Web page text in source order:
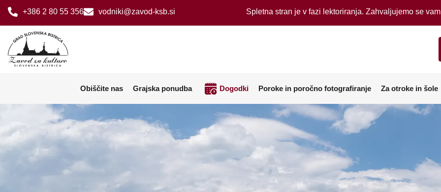
+386 2 80 55 356 vodniki@zavod-ksb.si Spletna stran je v fazi lektoriranja. Zahvaljujemo se
Obiščite nas Grajska ponudba Dogodki Poroke in poročno fotografiranje Za otroke in šole